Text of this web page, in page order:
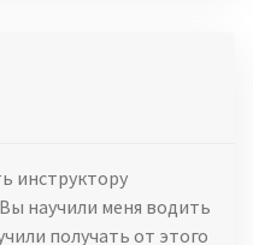
инструктору
научили меня водить
получать от этого